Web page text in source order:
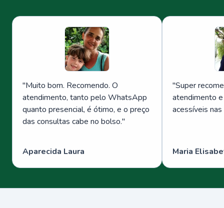
"Muito bom. Recomendo. O
atendimento, tanto pelo WhatsApp
quanto presencial, é ótimo, e o preço
das consultas cabe no bolso."
Aparecida Laura
"Super
atendimento
acessíveis
Maria